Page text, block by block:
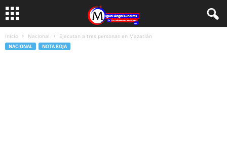
Inicio Nacional Ejecutan a tres personas en Mazatlán
NACIONAL NOTA ROJA